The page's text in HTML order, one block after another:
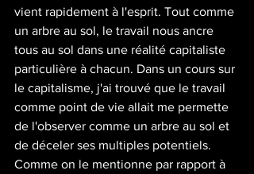
vient rapidement à l'esprit. Tout comme
un arbre au sol, le travail nous ancre
tous au sol dans une réalité capitaliste
particulière à chacun. Dans un cours sur
le capitalisme, j'ai trouvé que le travail
comme point de vie allait me permette
de l'observer comme un arbre au sol et
de déceler ses multiples potentiels.
Comme on le mentionne par rapport à